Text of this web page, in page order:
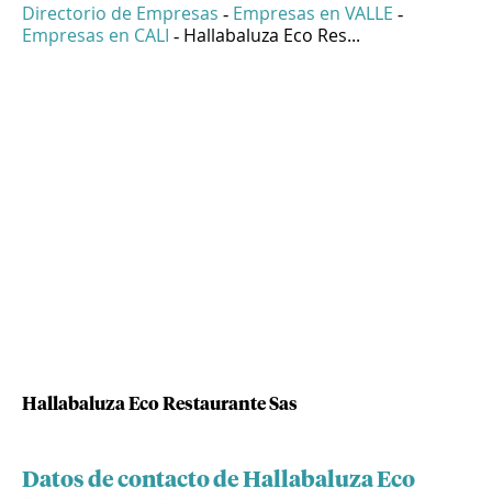
Directorio de Empresas - Empresas en VALLE -
Empresas en CALI - Hallabaluza Eco Res...
Hallabaluza Eco Restaurante Sas
Datos de contacto de Hallabaluza Eco